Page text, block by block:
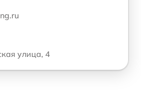
улица, 4